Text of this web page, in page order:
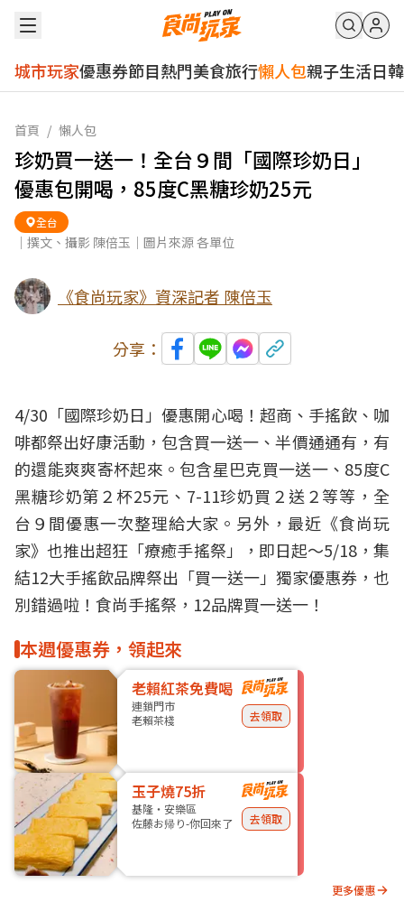
城市玩家優惠券節目熱門美食旅行懶人包親子生活日韓
首頁 / 懶人包
珍奶買一送一！全台９間「國際珍奶日」
優惠包開喝，85度C黑糖珍奶25元
全台
｜撰文、攝影 陳倍玉｜圖片來源 各單位
《食尚玩家》資深記者 陳倍玉
分享：
4/30「國際珍奶日」優惠開心喝！超商、手搖飲、咖
啡都祭出好康活動，包含買一送一、半價通通有，有
的還能爽爽寄杯起來。包含星巴克買一送一、85度C
黑糖珍奶第２杯25元、7-11珍奶買２送２等等，全
台９間優惠一次整理給大家。另外，最近《食尚玩
家》也推出超狂「療癒手搖祭」，即日起～5/18，集
結12大手搖飲品牌祭出「買一送一」獨家優惠券，也
別錯過啦！ 食尚手搖祭，12品牌買一送一！
本週優惠券，領起來
老賴紅茶免費喝
連鎖門市
老賴茶棧
去領取
玉子燒75折
基隆・安樂區
佐藤お帰り-你回來了
去領取
更多優惠